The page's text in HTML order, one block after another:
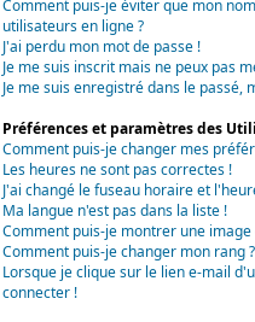
Comment puis-je éviter que mon
utilisateurs en ligne ?
J'ai perdu mon mot de passe !
Je me suis inscrit mais ne peux pas
Je me suis enregistré dans le passé,
Préférences et paramètres des
Comment puis-je changer mes
Les heures ne sont pas correctes !
J'ai changé le fuseau horaire et
Ma langue n'est pas dans la liste !
Comment puis-je montrer une
Comment puis-je changer mon rang ?
Lorsque je clique sur le lien e-mail
connecter !